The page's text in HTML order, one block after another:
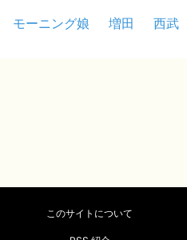
モーニング娘
増田 西武
このサイトについて